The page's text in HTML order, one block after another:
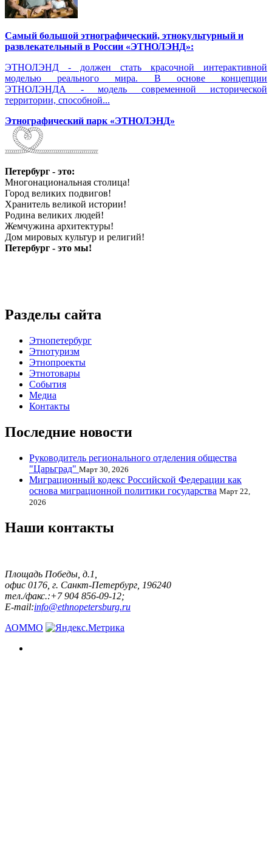
Самый большой этнографический, этнокультурный и
развлекательный в России «ЭТНОЛЭНД»:
ЭТНОЛЭНД - должен стать красочной интерактивной
моделью реального мира. В основе концепции
ЭТНОЛЭНДА - модель современной исторической
территории, способной...
Этнографический парк «ЭТНОЛЭНД»
Петербург - это:
Многонациональная столица!
Город великих подвигов!
Хранитель великой истории!
Родина великих людей!
Жемчужина архитектуры!
Дом мировых культур и религий!
Петербург - это мы!
Разделы сайта
Этнопетербург
Этнотуризм
Этнопроекты
Этнотовары
События
Медиа
Контакты
Последние новости
Руководитель регионального отделения общества
"Царьград" Март 30, 2026
Миграционный кодекс Российской Федерации как
основа миграционной политики государства Март 22,
2026
Наши контакты
Площадь Победы, д.1,
офис 0176, г. Санкт-Петербург, 196240
тел./факс.:+7 904 856-09-12;
E-mail:info@ethnopetersburg.ru
АОММО